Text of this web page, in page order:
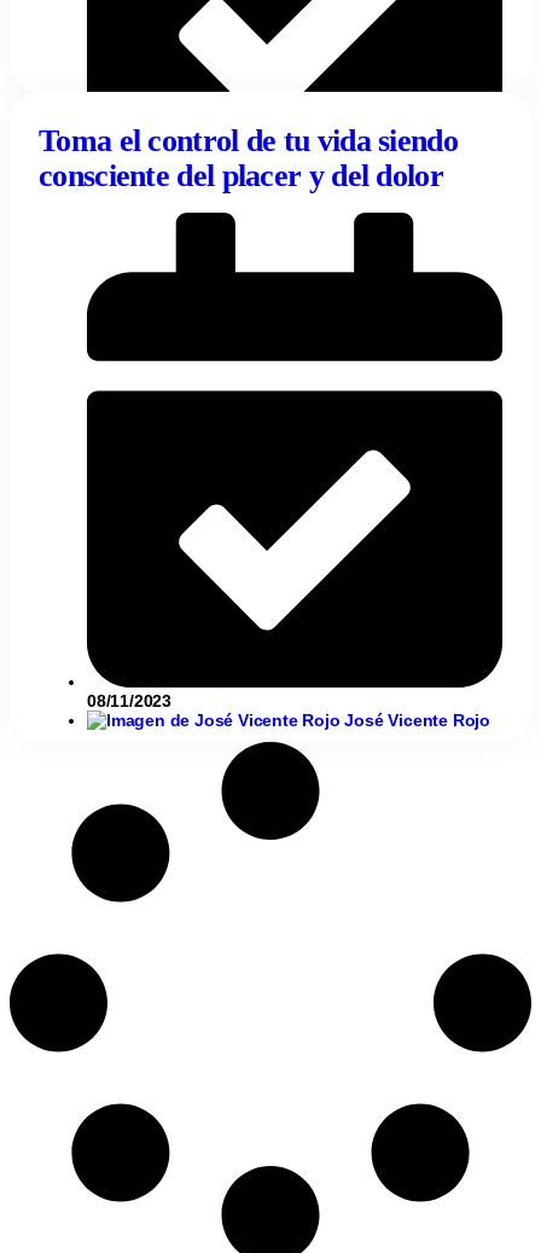
Tentulogo
Toma el control de tu vida siendo
consciente del placer y del dolor
08/11/2023
José Vicente Rojo